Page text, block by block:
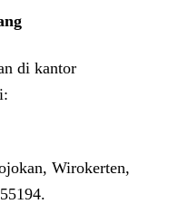
di kantor
Wirokerten,